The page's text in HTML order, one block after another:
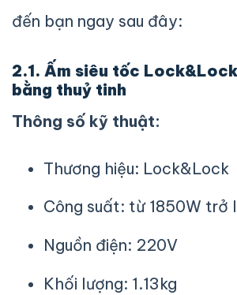
đến bạn ngay sau đây:
2.1. Ấm siêu tốc Lock&Lock
bằng thuỷ tinh
Thông số kỹ thuật:
Thương hiệu: Lock&Lock
Công suất: từ 1850W trở
Nguồn điện: 220V
Khối lượng: 1.13kg